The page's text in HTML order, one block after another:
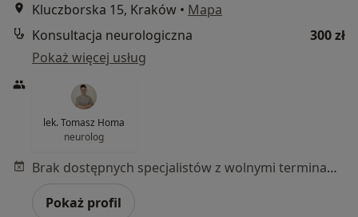
Kluczborska 15, Kraków • Mapa
Konsultacja neurologiczna
300 zł
Pokaż więcej usług
lek. Tomasz Homa
neurolog
Brak dostępnych specjalistów z wolnymi terminami w tym centrum medycznym.
Pokaż profil